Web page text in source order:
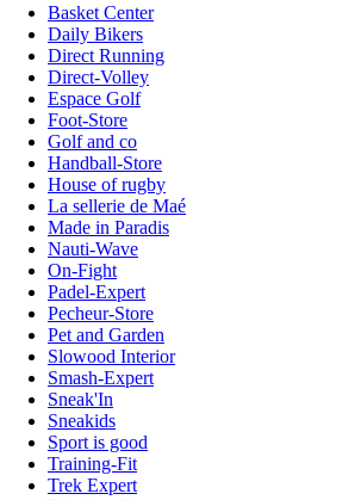
Basket Center
Daily Bikers
Direct Running
Direct-Volley
Espace Golf
Foot-Store
Golf and co
Handball-Store
House of rugby
La sellerie de Maé
Made in Paradis
Nauti-Wave
On-Fight
Padel-Expert
Pecheur-Store
Pet and Garden
Slowood Interior
Smash-Expert
Sneak'In
Sneakids
Sport is good
Training-Fit
Trek Expert